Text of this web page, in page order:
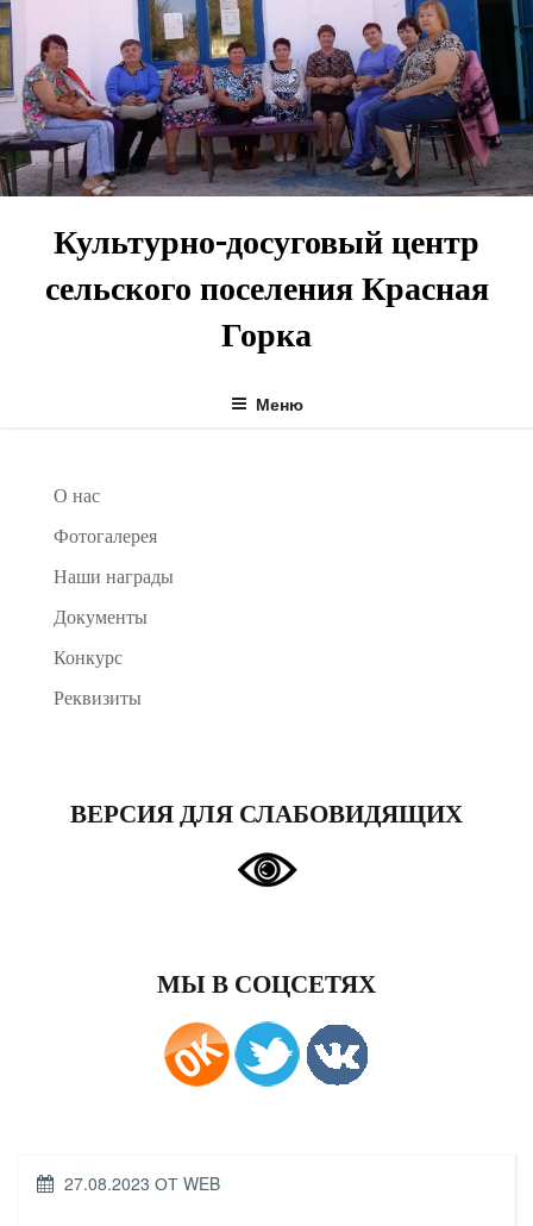
Перейти
к
содержимому
Культурно-досуговый центр
сельского поселения Красная
Горка
Меню
О нас
Фотогалерея
Наши награды
Документы
Конкурс
Реквизиты
ВЕРСИЯ ДЛЯ СЛАБОВИДЯЩИХ
МЫ В СОЦСЕТЯХ
ОПУБЛИКОВАНО
27.08.2023 ОТ WEB